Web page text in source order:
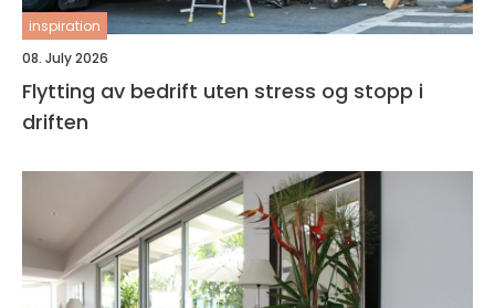
inspiration
08. July 2026
Flytting av bedrift uten stress og stopp i
driften